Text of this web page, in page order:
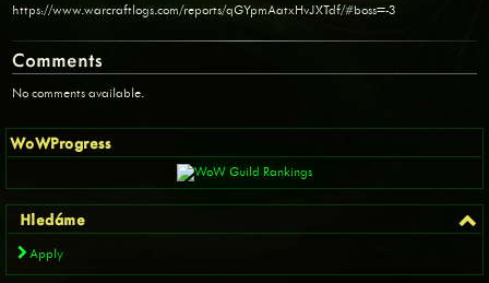
WoWProgress
Hledáme
Apply
https://www.warcraftlogs.com/reports/qGYpmAatxHvJXTdf/#boss=-3
Comments
No comments available.